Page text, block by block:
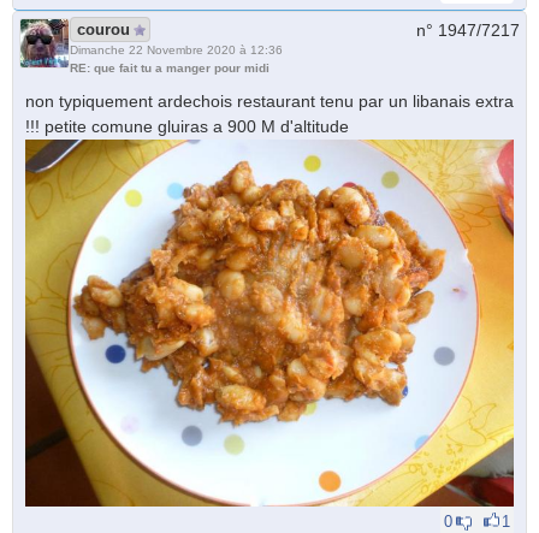
courou
Dimanche 22 Novembre 2020 à 12:36
RE: que fait tu a manger pour midi
n° 1947/7217
non typiquement ardechois restaurant tenu par un libanais extra
!!! petite comune gluiras a 900 M d'altitude
0 1